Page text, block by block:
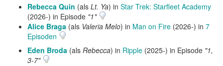
Rebecca Quin (als Lt. Ya) in Star Trek: Starfleet Academy
(2026-) in Episode "1"
Alice Braga (als Valeria Melo) in Man on Fire (2026-) in 7
Episoden
Eden Broda (als Rebecca) in Ripple (2025-) in Episode "1,
3-7"